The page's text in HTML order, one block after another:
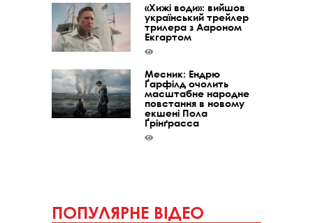
«Хижі води»: вийшов
український трейлер
трилера з Аароном
Екгартом
Месник: Ендрю
Ґарфілд очолить
масштабне народне
повстання в новому
екшені Пола
Ґрінґрасса
ПОПУЛЯРНЕ ВІДЕО